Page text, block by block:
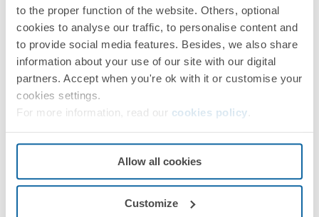
to the proper function of the website. Others, optional
cookies to analyse our traffic, to personalise content and
to provide social media features. Besides, we also share
information about your use of our site with our digital
partners. Accept when you're ok with it or customise your
cookies settings.
For more information, read our cookies policy
Allow all cookies
Customize
Contáctanos
Servicio asistencia técnica
722 2496672 Ext. 131/200
Horario de contacto
Lunes a Viernes, de 08:30h a 18:30h